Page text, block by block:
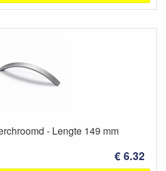
- Lengte 149 mm
€ 6.32